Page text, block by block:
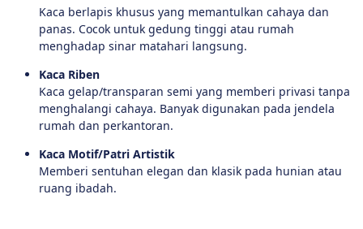
Kaca berlapis khusus yang memantulkan cahaya dan
panas. Cocok untuk gedung tinggi atau rumah
menghadap sinar matahari langsung.
Kaca Riben
Kaca gelap/transparan semi yang memberi privasi tanpa
menghalangi cahaya. Banyak digunakan pada jendela
rumah dan perkantoran.
Kaca Motif/Patri Artistik
Memberi sentuhan elegan dan klasik pada hunian atau
ruang ibadah.